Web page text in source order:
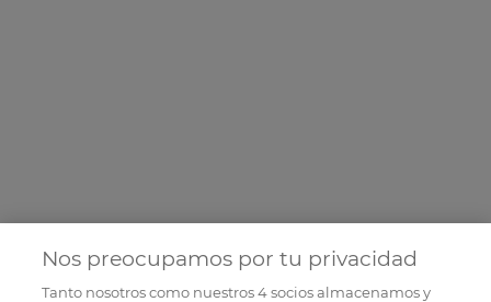
Nos preocupamos por tu privacidad
Tanto nosotros como nuestros4socios almacenamos y